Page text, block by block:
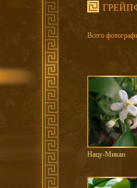
Всего
Нацу-Микан